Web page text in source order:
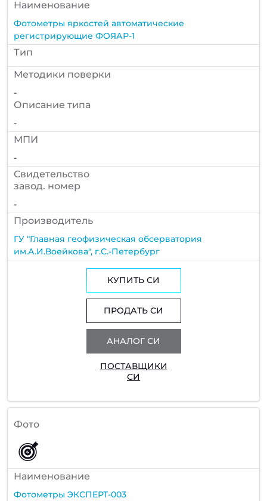
Наименование
Фотометры яркостей автоматические
регистрирующие ФОЯАР-1
Тип
Методики поверки
-
Описание типа
-
МПИ
-
Cвидетельство
завод. номер
-
Производитель
ГУ "Главная геофизическая обсерватория
им.А.И.Воейкова", г.С.-Петербург
КУПИТЬ СИ
ПРОДАТЬ СИ
АНАЛОГ СИ
ПОСТАВЩИКИ
СИ
Фото
Наименование
Фотометры ЭКСПЕРТ-003